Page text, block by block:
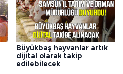
Büyükbaş hayvanlar artık
dijital olarak takip
edilebilecek